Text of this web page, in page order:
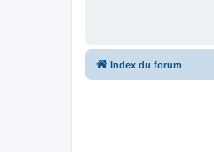
Index du forum